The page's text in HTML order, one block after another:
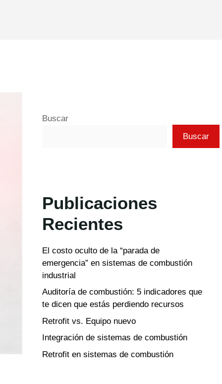
Buscar
Buscar
Publicaciones
Recientes
El costo oculto de la “parada de
emergencia” en sistemas de combustión
industrial
Auditoría de combustión: 5 indicadores que
te dicen que estás perdiendo recursos
Retrofit vs. Equipo nuevo
Integración de sistemas de combustión
Retrofit en sistemas de combustión